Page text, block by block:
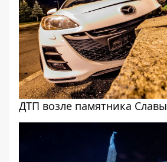
ДТП возле памятника Славы